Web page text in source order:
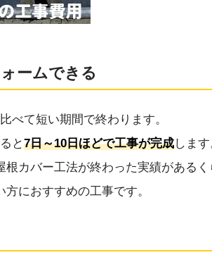
ームできる
べて短い期間で終わります。
と7日～10日ほどで工事が完成します
カバー工法が終わった実績があるく
におすすめの工事です。